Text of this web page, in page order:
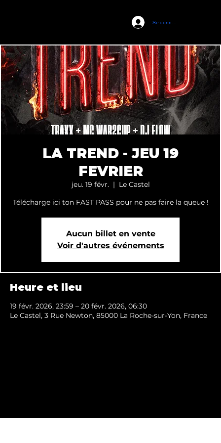
Se connecter
LA TREND - JEU 19
FEVRIER
jeu. 19 févr.
  |
Le Castel
Télécharge ici ton FAST PASS pour ne pas faire la queue !
Aucun billet en vente
Voir d'autres événements
Heure et lieu
19 févr. 2026, 23:59 – 20 févr. 2026, 06:30
Le Castel, 3 Rue Newton, 85000 La Roche-sur-Yon, France